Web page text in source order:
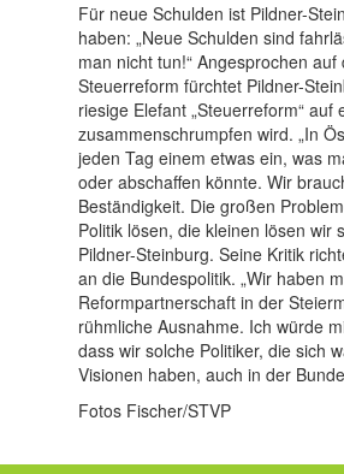
Für neue Schulden ist Pildner-
haben: „Neue Schulden sind
man nicht tun!“ Angesprochen auf
Steuerreform fürchtet Pildner-
riesige Elefant „Steuerreform“ auf
zusammenschrumpfen wird. „In
jeden Tag einem etwas ein, was
oder abschaffen könnte. Wir
Beständigkeit. Die großen
Politik lösen, die kleinen lösen wir
Pildner-Steinburg. Seine Kritik
an die Bundespolitik. „Wir haben
Reformpartnerschaft in der
rühmliche Ausnahme. Ich würde
dass wir solche Politiker, die sich
Visionen haben, auch in der
Fotos Fischer/STVP